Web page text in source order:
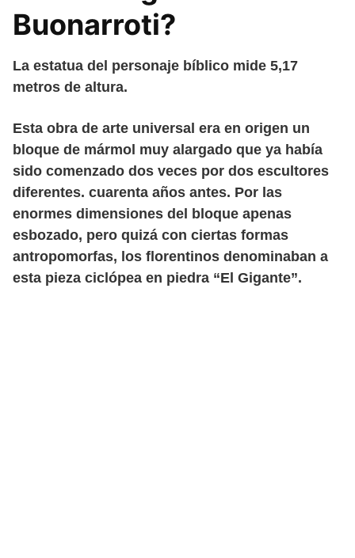
Buonarroti?
La estatua del personaje bíblico mide 5,17
metros de altura.
Esta obra de arte universal era en origen un
bloque de mármol muy alargado que ya había
sido comenzado dos veces por dos escultores
diferentes. cuarenta años antes. Por las
enormes dimensiones del bloque apenas
esbozado, pero quizá con ciertas formas
antropomorfas, los florentinos denominaban a
esta pieza ciclópea en piedra “El Gigante”.